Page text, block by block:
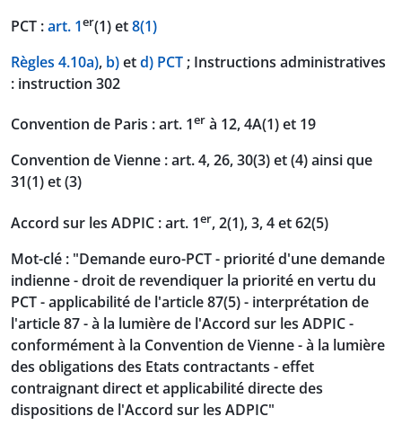
PCT :art. 1er(1) et8(1)
Règles 4.10a), b)etd) PCT ; Instructions administratives
: instruction 302
Convention de Paris : art. 1er à 12, 4A(1) et 19
Convention de Vienne : art. 4, 26, 30(3) et (4) ainsi que
31(1) et (3)
Accord sur les ADPIC : art. 1er, 2(1), 3, 4 et 62(5)
Mot-clé : "Demande euro-PCT - priorité d'une demande
indienne - droit de revendiquer la priorité en vertu du
PCT - applicabilité de l'article 87(5) - interprétation de
l'article 87 - à la lumière de l'Accord sur les ADPIC -
conformément à la Convention de Vienne - à la lumière
des obligations des Etats contractants - effet
contraignant direct et applicabilité directe des
dispositions de l'Accord sur les ADPIC"